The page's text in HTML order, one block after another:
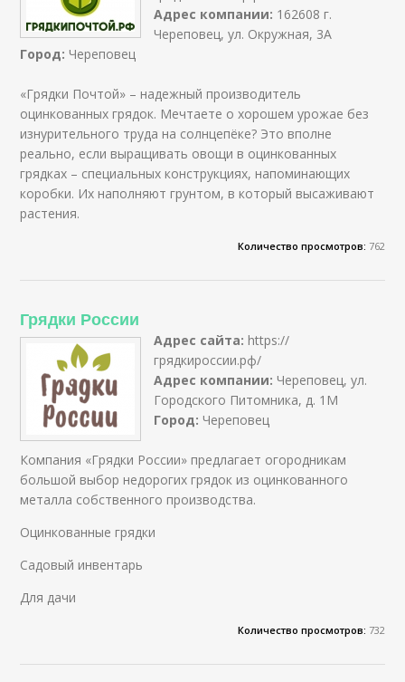
Адрес компании: 162608 г.
Череповец, ул. Окружная, 3А
Город: Череповец
«Грядки Почтой» – надежный производитель
оцинкованных грядок. Мечтаете о хорошем урожае без
изнурительного труда на солнцепёке? Это вполне
реально, если выращивать овощи в оцинкованных
грядках – специальных конструкциях, напоминающих
коробки. Их наполняют грунтом, в который высаживают
растения.
Количество просмотров: 762
Грядки России
Адрес сайта: https://
грядкироссии.рф/
Адрес компании: Череповец, ул.
Городского Питомника, д. 1М
Город: Череповец
Компания «Грядки России» предлагает огородникам
большой выбор недорогих грядок из оцинкованного
металла собственного производства.
Оцинкованные грядки
Садовый инвентарь
Для дачи
Количество просмотров: 732